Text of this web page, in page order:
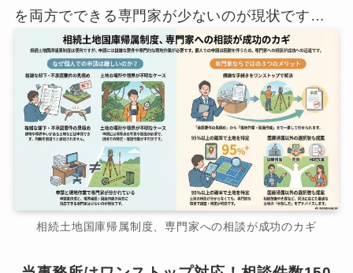
を両方でできる専門家が少ないのが現状です…
相続土地国庫帰属制度、専門家への相談が成功のカギ